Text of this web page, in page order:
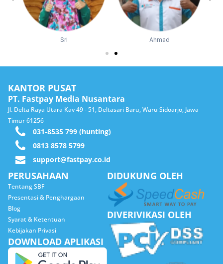
Sri Ahmad
KANTOR PUSAT
PT. Fastpay Media Nusantara
Jl. Delta Raya Utara Kav 49 - 51, Deltasari Baru, Waru Sidoarjo, Jawa
Timur 61256
031-8535 799 (hunting)
0813 8578 5799​​
support@fastpay.co.id
PERUSAHAAN
Tentang SBF
Presentasi & Penghargaan
Blog
Syarat & Ketentuan
Kebijakan Privasi
DOWNLOAD APLIKASI
DIDUKUNG OLEH
DIVERIVIKASI OLEH